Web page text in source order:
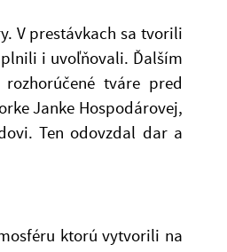
V prestávkach sa tvorili
i uvoľňovali. Ďalším
tváre pred
Janke Hospodárovej,
Ten odovzdal dar a
ktorú vytvorili na